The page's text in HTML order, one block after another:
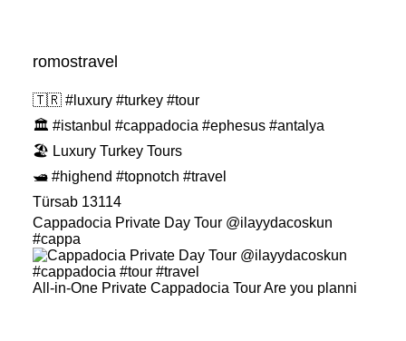
romostravel
🇹🇷 #luxury #turkey #tour
🏛️ #istanbul #cappadocia #ephesus #antalya
🏖️ Luxury Turkey Tours
🛥️ #highend #topnotch #travel
Türsab 13114
Cappadocia Private Day Tour @ilayydacoskun
#cappa
All-in-One Private Cappadocia Tour Are you planni